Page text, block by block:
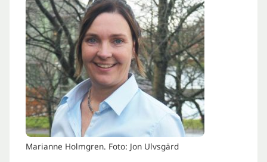
Marianne Holmgren. Foto: Jon Ulvsgärd